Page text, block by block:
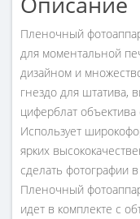
Пленочный
для моментальной
дизайном и
гнездо для штатива,
циферблат
Использует
ярких
сделать фотографии
Пленочный
идет в комплекте с